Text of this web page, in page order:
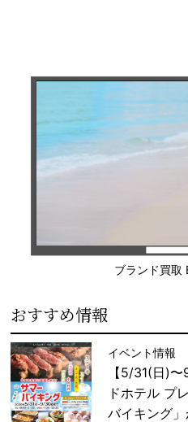
ブランド買取
おすすめ情報
イベント情報
【5/31(日)
ドホテル プ
バイキング」